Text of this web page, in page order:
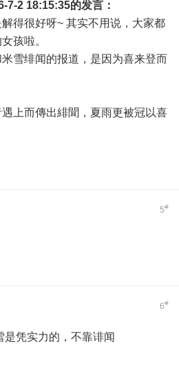
7-2 18:15:35的发言：
得很好呀~ 其实不用说，大家都
孩啦。
雪绯闻的报道，是因为喜来登而
上而傳出緋聞，夏雨更被冠以喜
5#
6#
是凭实力的，不靠诽闻